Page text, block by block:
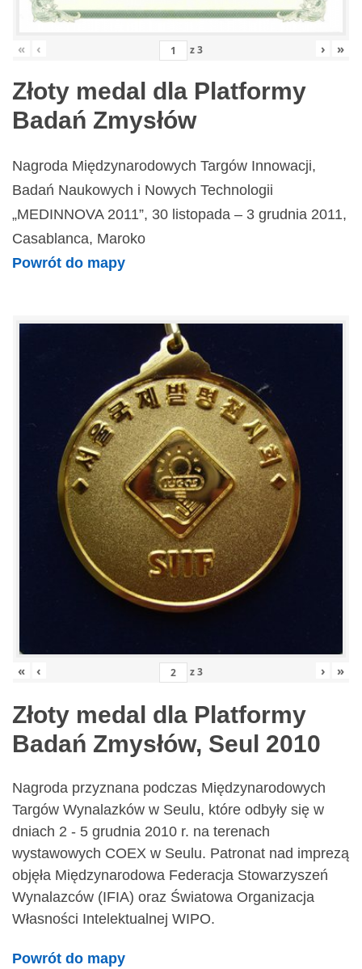
« ‹ z3 › »
Złoty medal dla Platformy
Badań Zmysłów
Nagroda Międzynarodowych Targów Innowacji,
Badań Naukowych i Nowych Technologii
„MEDINNOVA 2011”, 30 listopada – 3 grudnia 2011,
Casablanca, Maroko
Powrót do mapy
« ‹ z3 › »
Złoty medal dla Platformy
Badań Zmysłów, Seul 2010
Nagroda przyznana podczas Międzynarodowych
Targów Wynalazków w Seulu, które odbyły się w
dniach 2 - 5 grudnia 2010 r. na terenach
wystawowych COEX w Seulu. Patronat nad imprezą
objęła Międzynarodowa Federacja Stowarzyszeń
Wynalazców (IFIA) oraz Światowa Organizacja
Własności Intelektualnej WIPO.
Powrót do mapy